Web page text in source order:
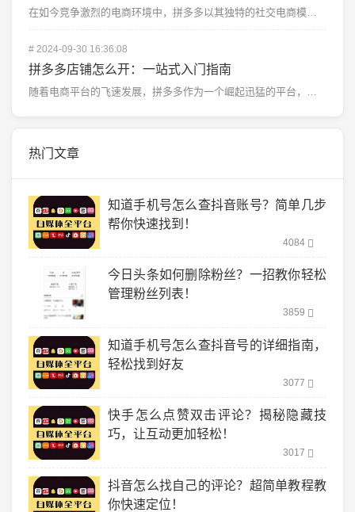
在如今竞争激烈的电商环境中，拼多多以其独特的社交电商模式迅速崛起，吸引了大量消费者和商家。在这种情况...
# 2024-09-30 16:36:08
拼多多店铺怎么开：一站式入门指南
热门文章
知道手机号怎么查抖音账号？简单几步
帮你快速找到！
4084
今日头条如何删除粉丝？一招教你轻松
管理粉丝列表！
3859
知道手机号怎么查抖音号的详细指南，
轻松找到好友
3077
快手怎么点赞双击评论？揭秘隐藏技
巧，让互动更加轻松！
3017
抖音怎么找自己的评论？超简单教程教
你快速定位！